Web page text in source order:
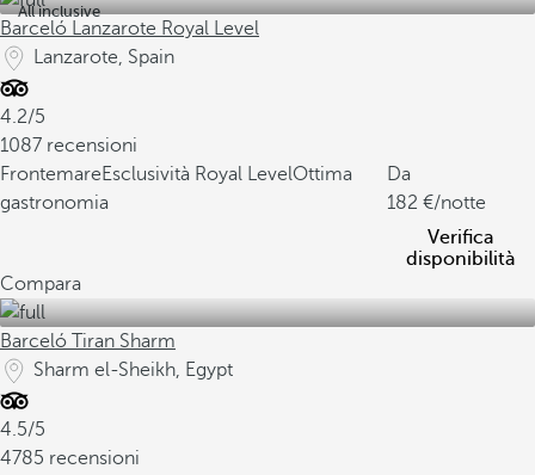
All inclusive
Barceló Lanzarote Royal Level
Lanzarote, Spain
4.2/5
1087 recensioni
FrontemareEsclusività Royal LevelOttima
gastronomia
Da
182
/notte
Verifica
disponibilità
Compara
Barceló Tiran Sharm
Sharm el-Sheikh, Egypt
4.5/5
4785 recensioni